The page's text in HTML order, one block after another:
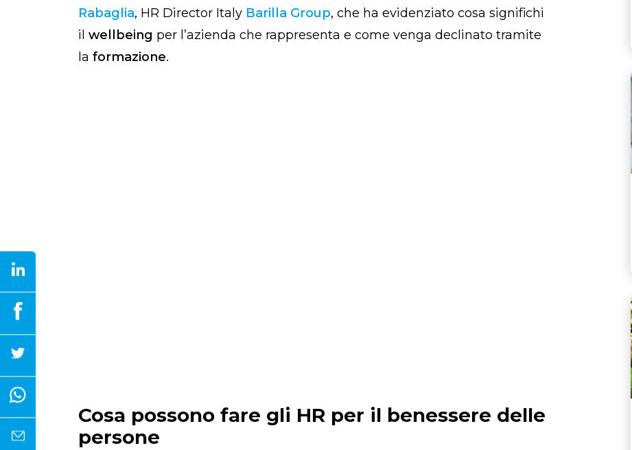
Rabaglia, HR Director Italy Barilla Group, che ha evidenziato cosa significhi
il wellbeing per l’azienda che rappresenta e come venga declinato tramite
la formazione.
Cosa possono fare gli HR per il benessere delle
persone